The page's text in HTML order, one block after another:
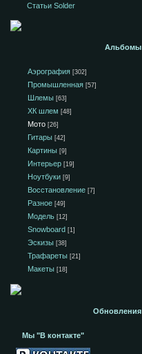
Статьи Solder
Альбомы
Аэрография [302]
Промышленная [57]
Шлемы [63]
ХК шлем [48]
Мото [26]
Гитары [42]
Картины [9]
Интерьер [19]
Ноутбуки [9]
Восстановление [7]
Разное [49]
Модель [12]
Snowboard [1]
Эскизы [38]
Трафареты [21]
Макеты [18]
Обновления
Мы "В контакте"